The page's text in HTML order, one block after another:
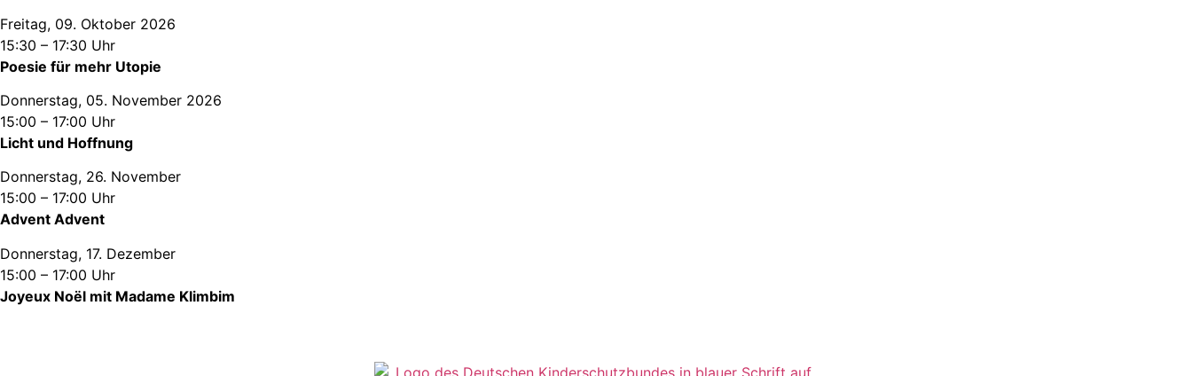
Freitag, 09. Oktober 2026
15:30 – 17:30 Uhr
Poesie für mehr Utopie
Donnerstag, 05. November 2026
15:00 – 17:00 Uhr
Licht und Hoffnung
Donnerstag, 26. November
15:00 – 17:00 Uhr
Advent Advent
Donnerstag, 17. Dezember
15:00 – 17:00 Uhr
Joyeux Noël mit Madame Klimbim